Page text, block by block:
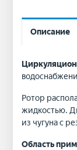
Описание
Ротор
жидкостью.
из чугуна с
Область